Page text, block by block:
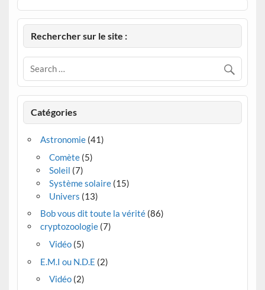
Rechercher sur le site :
Catégories
Astronomie(41)
Comète(5)
Soleil (7)
Système solaire(15)
Univers (13)
Bob vous dit toute la vérité(86)
cryptozoologie(7)
Vidéo(5)
E.M.I ou N.D.E (2)
Vidéo(2)